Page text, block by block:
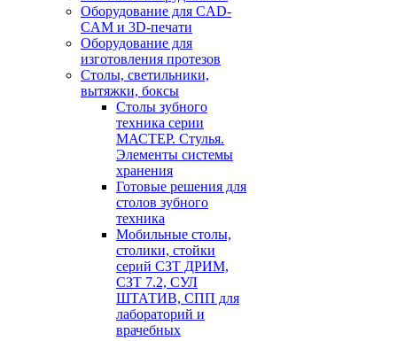
Оборудование для CAD-
CAM и 3D-печати
Оборудование для
изготовления протезов
Cтолы, светильники,
вытяжки, боксы
Столы зубного
техника серии
МАСТЕР. Стулья.
Элементы системы
хранения
Готовые решения для
столов зубного
техника
Мобильные столы,
столики, стойки
серий СЗТ ДРИМ,
СЗТ 7.2, СУЛ
ШТАТИВ, СПП для
лабораторий и
врачебных